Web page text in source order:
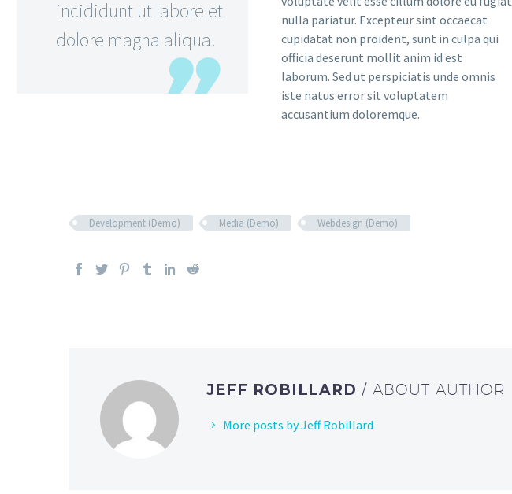
incididunt ut labore et
dolore magna aliqua.
nulla pariatur. Excepteur sint occaecat
cupidatat non proident, sunt in culpa qui
officia deserunt mollit anim id est
laborum. Sed ut perspiciatis unde omnis
iste natus error sit voluptatem
accusantium doloremque.
Development (Demo) Media (Demo) Webdesign (Demo)
JEFF ROBILLARD/ ABOUT AUTHOR
More posts by Jeff Robillard